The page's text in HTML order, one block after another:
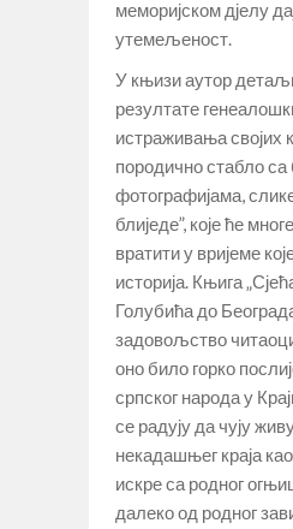
меморијском дјелу
утемељеност.
У књизи аутор
резултате
истраживања својих
породично стабло са
фотографијама,
блиједе”, које ће
вратити у вријеме
историја. Књига
Голубића до
задовољство
оно било горко
српског народа у
се радују да чују
некадашњег краја
искре са родног
далеко од родног